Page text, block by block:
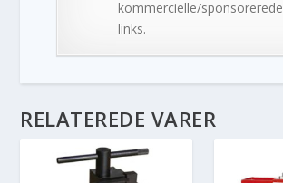
kommercielle/sponsorerede
links.
RELATEREDE VARER